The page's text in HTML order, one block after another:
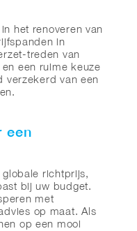
het renoveren van
in
treden van
een ruime keuze
verzekerd van een
een
globale richtprijs,
bij uw budget.
met
op maat. Als
op een mooi